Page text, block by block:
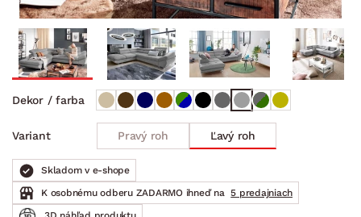
Dekor / farba
Variant Pravý roh Ľavý roh
Skladom v e-shope
K osobnému odberu ZADARMO ihneď na 5 predajniach